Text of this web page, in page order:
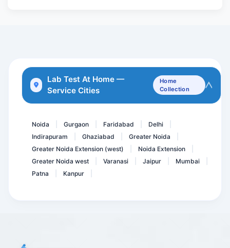
HBsAg- Hepatitis B Surfac...
Cytomegalo Virus - CMV -...
Lab Test At Home —
Service Cities
Home
Collection
Noida Gurgaon Faridabad Delhi
Indirapuram
Ghaziabad Greater Noida
Greater Noida Extension (west)
Noida Extension
Greater Noida west
Varanasi Jaipur Mumbai
Patna
Kanpur